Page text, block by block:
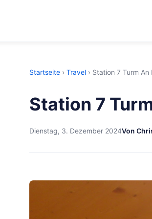
Startseite › Travel › Station 7 Turm An
Station 7
Dienstag, 3. Dezember 2024Von